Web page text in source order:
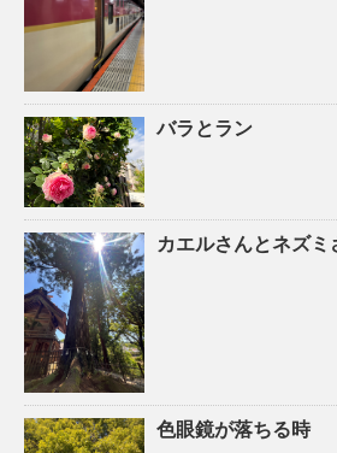
バラとラン
カエルさんとネズミ
色眼鏡が落ちる時